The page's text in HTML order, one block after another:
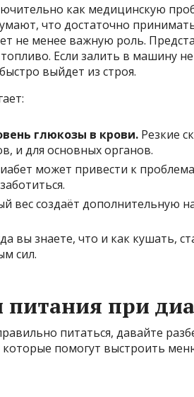
как медицинскую
что достаточно
не менее важную роль.
Если залить в машину
выйдет из строя.
глюкозы в крови. Резкие
и для основных органов.
может привести к
вес создаёт дополнительную
вы знаете, что и как кушать,
сил.
при
питаться, давайте
которые помогут выстроить